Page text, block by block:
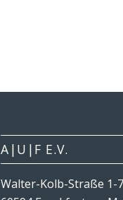
A|U|F E.V.
Walter-Kolb-Straße 1-7